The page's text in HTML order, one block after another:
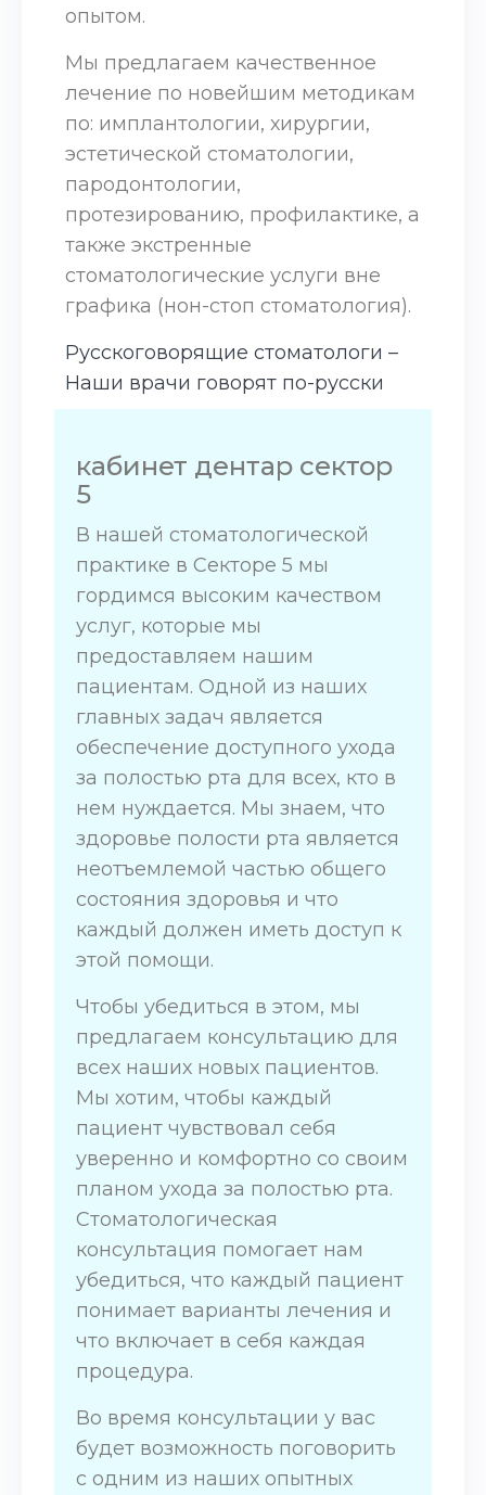
опытом.
Мы предлагаем качественное
лечение по новейшим методикам
по: имплантологии, хирургии,
эстетической стоматологии,
пародонтологии,
протезированию, профилактике, а
также экстренные
стоматологические услуги вне
графика (нон-стоп стоматология).
Русскоговорящие стоматологи –
Наши врачи говорят по-русски
кабинет дентар сектор
5
В нашей стоматологической
практике в Секторе 5 мы
гордимся высоким качеством
услуг, которые мы
предоставляем нашим
пациентам. Одной из наших
главных задач является
обеспечение доступного ухода
за полостью рта для всех, кто в
нем нуждается. Мы знаем, что
здоровье полости рта является
неотъемлемой частью общего
состояния здоровья и что
каждый должен иметь доступ к
этой помощи.
Чтобы убедиться в этом, мы
предлагаем консультацию для
всех наших новых пациентов.
Мы хотим, чтобы каждый
пациент чувствовал себя
уверенно и комфортно со своим
планом ухода за полостью рта.
Стоматологическая
консультация помогает нам
убедиться, что каждый пациент
понимает варианты лечения и
что включает в себя каждая
процедура.
Во время консультации у вас
будет возможность поговорить
с одним из наших опытных